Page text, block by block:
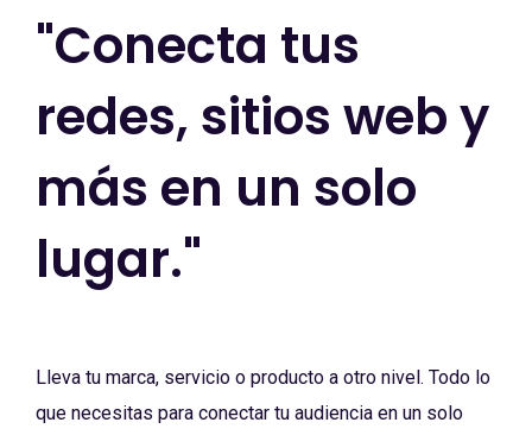
"Conecta tus
redes, sitios web y
más en un solo
lugar."
Lleva tu marca, servicio o producto a otro nivel. Todo lo
que necesitas para conectar tu audiencia en un solo